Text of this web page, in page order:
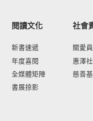
閱讀文化
新書速遞
年度喜閱
全媒體矩陣
書展掠影
社會
關愛
惠澤
慈善